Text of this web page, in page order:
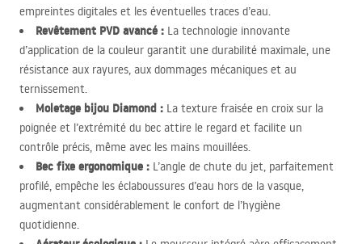
empreintes digitales et les éventuelles traces d’eau.
Revêtement PVD avancé : La technologie innovante
d’application de la couleur garantit une durabilité maximale, une
résistance aux rayures, aux dommages mécaniques et au
ternissement.
Moletage bijou Diamond : La texture fraisée en croix sur la
poignée et l’extrémité du bec attire le regard et facilite un
contrôle précis, même avec les mains mouillées.
Bec fixe ergonomique : L’angle de chute du jet, parfaitement
profilé, empêche les éclaboussures d’eau hors de la vasque,
augmentant considérablement le confort de l’hygiène
quotidienne.